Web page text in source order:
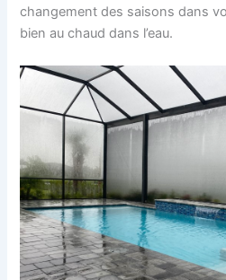
changement des saisons dans
bien au chaud dans l’eau.